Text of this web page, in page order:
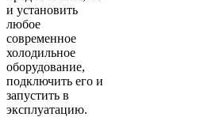
и установить
любое
современное
холодильное
оборудование,
подключить его и
запустить в
эксплуатацию.